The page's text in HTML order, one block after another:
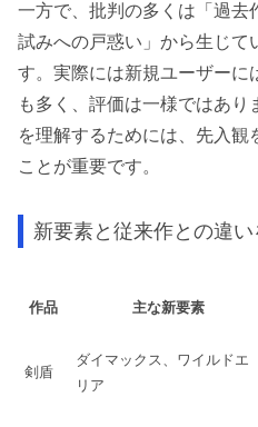
一方で、批判の多くは「過去
試みへの戸惑い」から生じて
す。実際には新規ユーザーに
も多く、評価は一様ではあ
を理解するためには、先入観
ことが重要です。
新要素と従来作との違い
作品 主な新要素
剣盾
ダイマックス、ワイルドエ
リア